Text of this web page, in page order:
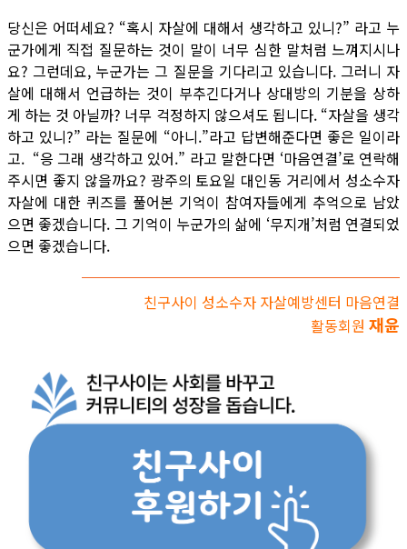
당신은 어떠세요? “혹시 자살에 대해서 생각하고 있니?” 라고 누
군가에게 직접 질문하는 것이 말이 너무 심한 말처럼 느껴지시나
요? 그런데요, 누군가는 그 질문을 기다리고 있습니다. 그러니 자
살에 대해서 언급하는 것이 부추긴다거나 상대방의 기분을 상하
게 하는 것 아닐까? 너무 걱정하지 않으셔도 됩니다. “자살을 생각
하고 있니?” 라는 질문에 “아니.”라고 답변해준다면 좋은 일이라
고. “응 그래 생각하고 있어.” 라고 말한다면 ‘마음연결’로 연락해
주시면 좋지 않을까요? 광주의 토요일 대인동 거리에서 성소수자
자살에 대한 퀴즈를 풀어본 기억이 참여자들에게 추억으로 남았
으면 좋겠습니다. 그 기억이 누군가의 삶에 ‘무지개’처럼 연결되었
으면 좋겠습니다.
친구사이 성소수자 자살예방센터 마음연결
활동회원 재윤